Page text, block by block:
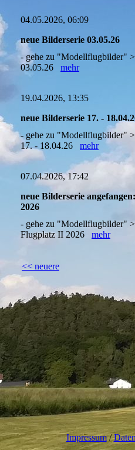
04.05.2026, 06:09
neue Bilderserie 03.05.26
- gehe zu "Modellflugbilder"
03.05.26 mehr
19.04.2026, 13:35
neue Bilderserie 17. -
- gehe zu "Modellflugbilder"
17. - 18.04.26 mehr
07.04.2026, 17:42
neue Bilderserie
2026
- gehe zu "Modellflugbilder"
Flugplatz II 2026 mehr
<< neuere
Impressum/